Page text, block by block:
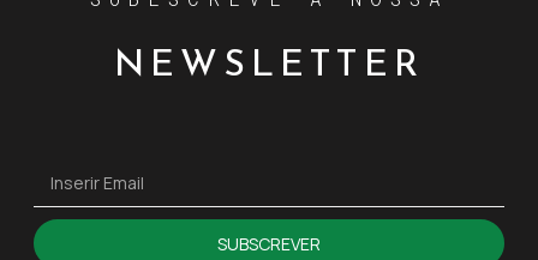
NEWSLETTER
SUBSCREVER